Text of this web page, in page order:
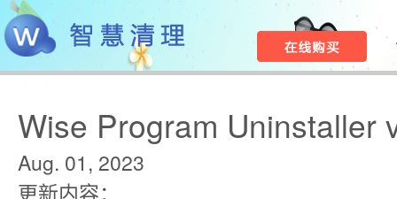
Wise Program Uninstaller
Aug. 01, 2023
更新内容：